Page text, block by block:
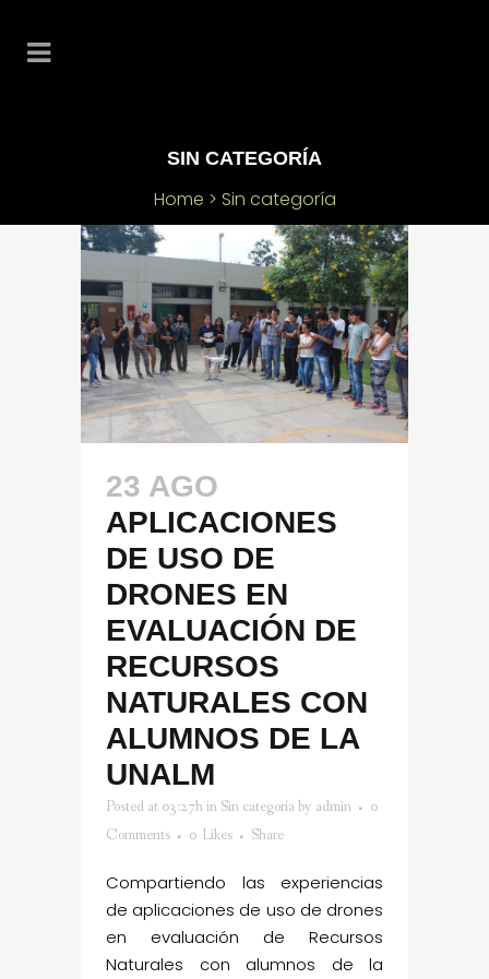
SIN CATEGORÍA
Home > Sin categoría
23 AGO
APLICACIONES
DE USO DE
DRONES EN
EVALUACIÓN DE
RECURSOS
NATURALES CON
ALUMNOS DE LA
UNALM
Posted at 03:27h in Sin categoríaby admin
0
Comments
0 Likes Share
Compartiendo las experiencias
de aplicaciones de uso de drones
en evaluación de Recursos
Naturales con alumnos de la